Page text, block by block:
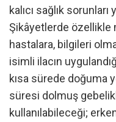
kalıcı sağlık sorunları
Şikâyetlerde özellikle
hastalara, bilgileri
isimli ilacın
kısa sürede doğuma
süresi dolmuş
kullanılabileceği;